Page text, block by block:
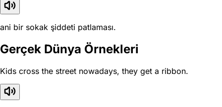
ani bir sokak şiddeti patlaması.
Gerçek Dünya Örnekleri
Kids cross the street nowadays, they get a ribbon.